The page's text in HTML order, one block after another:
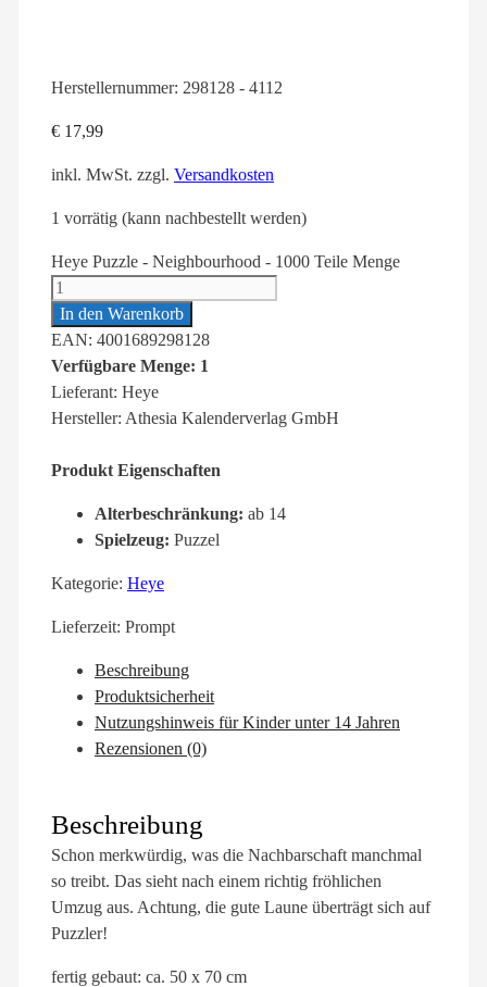
Herstellernummer: 298128 - 4112
€ 17,99
inkl. MwSt. zzgl. Versandkosten
1 vorrätig (kann nachbestellt werden)
Heye Puzzle - Neighbourhood - 1000 Teile Menge
In den Warenkorb
EAN: 4001689298128
Verfügbare Menge: 1
Lieferant: Heye
Hersteller: Athesia Kalenderverlag GmbH
Produkt Eigenschaften
Alterbeschränkung: ab 14
Spielzeug: Puzzel
Kategorie: Heye
Lieferzeit: Prompt
Beschreibung
Produktsicherheit
Nutzungshinweis für Kinder unter 14 Jahren
Rezensionen (0)
Beschreibung
Schon merkwürdig, was die Nachbarschaft manchmal
so treibt. Das sieht nach einem richtig fröhlichen
Umzug aus. Achtung, die gute Laune überträgt sich auf
Puzzler!
fertig gebaut: ca. 50 x 70 cm